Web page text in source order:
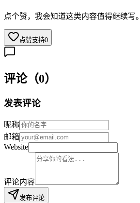
点个赞，我会知道这类内容值得继续写。
点赞支持0
评论（0）
发表评论
昵称
邮箱
Website
评论内容
发布评论